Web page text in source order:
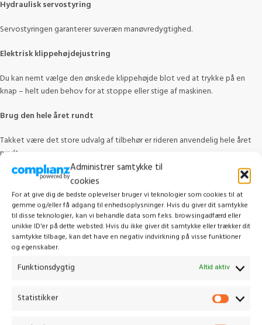
Administrer samtykke til
cookies
For at give dig de bedste oplevelser bruger vi teknologier som cookies til at
gemme og/eller få adgang til enhedsoplysninger. Hvis du giver dit samtykke
til disse teknologier, kan vi behandle data som f.eks. browsingadfærd eller
unikke ID'er på dette websted. Hvis du ikke giver dit samtykke eller trækker dit
samtykke tilbage, kan det have en negativ indvirkning på visse funktioner
og egenskaber.
Funktionsdygtig Altid aktiv
Statistikker
Hydraulisk servostyring
Servostyringen garanterer suveræn manøvredygtighed.
Elektrisk klippehøjdejustring
Du kan nemt vælge den ønskede klippehøjde blot ved at trykke på en
knap – helt uden behov for at stoppe eller stige af maskinen.
Brug den hele året rundt
Takket være det store udvalg af tilbehør er rideren anvendelig hele året
rundt.
Relaterede varer
-18%